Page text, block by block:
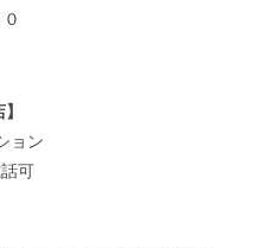
０
ョン
可